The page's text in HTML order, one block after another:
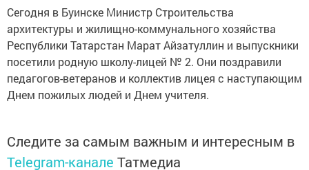
Сегодня в Буинске Министр Строительства
архитектуры и жилищно-коммунального хозяйства
Республики Татарстан Марат Айзатуллин и выпускники
посетили родную школу-лицей № 2. Они поздравили
педагогов-ветеранов и коллектив лицея с наступающим
Днем пожилых людей и Днем учителя.
Следите за самым важным и интересным в
Telegram-канале Татмедиа